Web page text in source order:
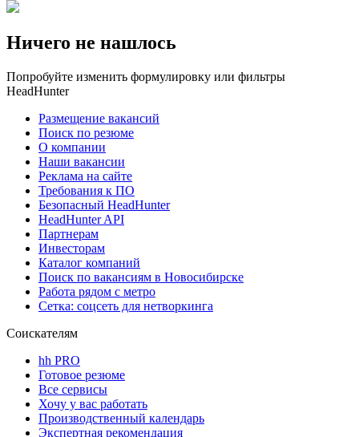
Ничего не нашлось
Попробуйте изменить формулировку или фильтры
HeadHunter
Размещение вакансий
Поиск по резюме
О компании
Наши вакансии
Реклама на сайте
Требования к ПО
Безопасный HeadHunter
HeadHunter API
Партнерам
Инвесторам
Каталог компаний
Поиск по вакансиям в Новосибирске
Работа рядом с метро
Сетка: соцсеть для нетворкинга
Соискателям
hh PRO
Готовое резюме
Все сервисы
Хочу у вас работать
Производственный календарь
Экспертная рекомендация